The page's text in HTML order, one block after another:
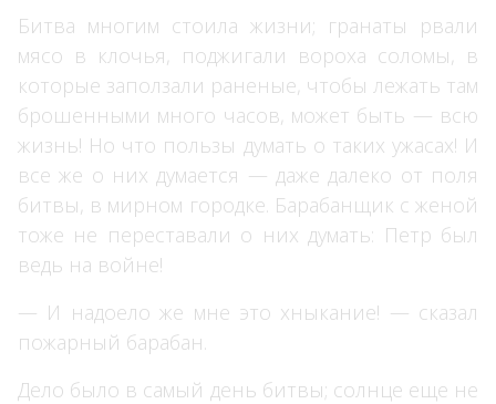
Битва многим стоила жизни; гранаты рвали
мясо в клочья, поджигали вороха соломы, в
которые заползали раненые, чтобы лежать там
брошенными много часов, может быть — всю
жизнь! Но что пользы думать о таких ужасах! И
все же о них думается — даже далеко от поля
битвы, в мирном городке. Барабанщик с женой
тоже не переставали о них думать: Петр был
ведь на войне!
— И надоело же мне это хныкание! — сказал
пожарный барабан.
Дело было в самый день битвы; солнце еще не